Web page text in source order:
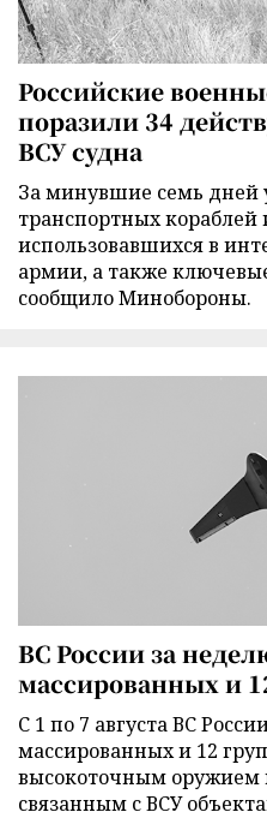
Российские
поразили 34
ВСУ судна
За минувшие семь дней
транспортных кораблей
использовавшихся в
армии, а также
сообщило Минобороны.
ВС России за
массированных и
С 1 по 7 августа ВС
массированных и 12
высокоточным оружием
связанным с ВСУ